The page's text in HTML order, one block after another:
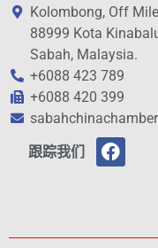
Kolombong, Off
88999 Kota
Sabah, Malaysia.
+6088 423 789
+6088 420 399
跟踪我们